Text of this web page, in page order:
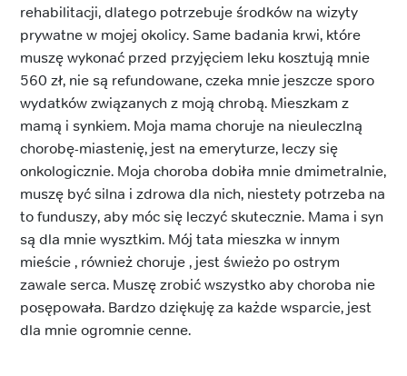
rehabilitacji, dlatego potrzebuje środków na wizyty
prywatne w mojej okolicy. Same badania krwi, które
muszę wykonać przed przyjęciem leku kosztują mnie
560 zł, nie są refundowane, czeka mnie jeszcze sporo
wydatków związanych z moją chrobą. Mieszkam z
mamą i synkiem. Moja mama choruje na nieuleczlną
chorobę-miastenię, jest na emeryturze, leczy się
onkologicznie. Moja choroba dobiła mnie dmimetralnie,
muszę być silna i zdrowa dla nich, niestety potrzeba na
to funduszy, aby móc się leczyć skutecznie. Mama i syn
są dla mnie wysztkim. Mój tata mieszka w innym
mieście , również choruje , jest świeżo po ostrym
zawale serca. Muszę zrobić wszystko aby choroba nie
posępowała. Bardzo dziękuję za każde wsparcie, jest
dla mnie ogromnie cenne.